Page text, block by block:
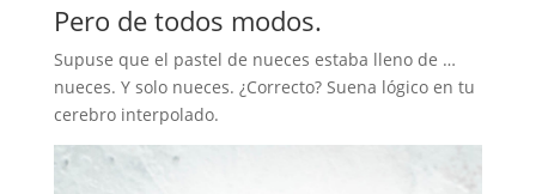
Pero de todos modos.
Supuse que el pastel de nueces estaba lleno de …
nueces. Y solo nueces. ¿Correcto? Suena lógico en tu
cerebro interpolado.